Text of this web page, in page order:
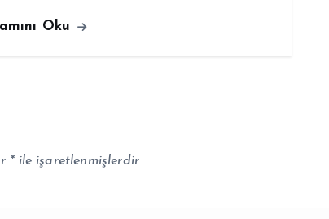
Oku
*ile işaretlenmişlerdir